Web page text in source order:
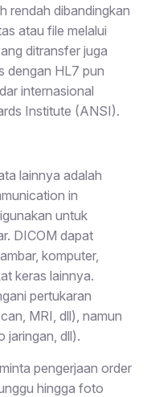
rendah dibandingkan
atau file melalui
ditransfer juga
dengan HL7 pun
internasional
Institute (ANSI).
lainnya adalah
in
untuk
DICOM dapat
komputer,
keras lainnya.
pertukaran
MRI, dll), namun
jaringan, dll).
pengerjaan order
hingga foto